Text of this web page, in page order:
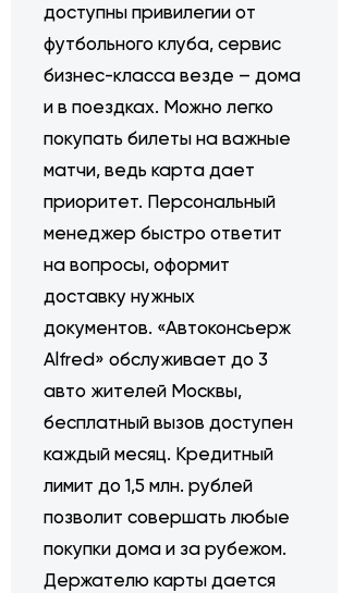
доступны привилегии от
футбольного клуба, сервис
бизнес-класса везде – дома
и в поездках. Можно легко
покупать билеты на важные
матчи, ведь карта дает
приоритет. Персональный
менеджер быстро ответит
на вопросы, оформит
доставку нужных
документов. «Автоконсьерж
Alfred» обслуживает до 3
авто жителей Москвы,
бесплатный вызов доступен
каждый месяц. Кредитный
лимит до 1,5 млн. рублей
позволит совершать любые
покупки дома и за рубежом.
Держателю карты дается